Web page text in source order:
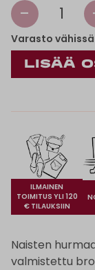
- 1
Varasto vähissä
ILMAINEN
TOIMITUS YLI 120
€ TILAUKSIIN
Naisten
valmistettu